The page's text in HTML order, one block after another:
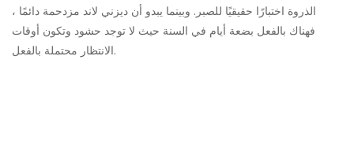
الذروة اختبارًا حقيقيًا للصبر. وبينما يبدو أن ديزني لاند مزدحمة دائمًا ،
فهناك بالفعل بضعة أيام في السنة حيث لا توجد حشود وتكون أوقات
الانتظار محتملة بالفعل.